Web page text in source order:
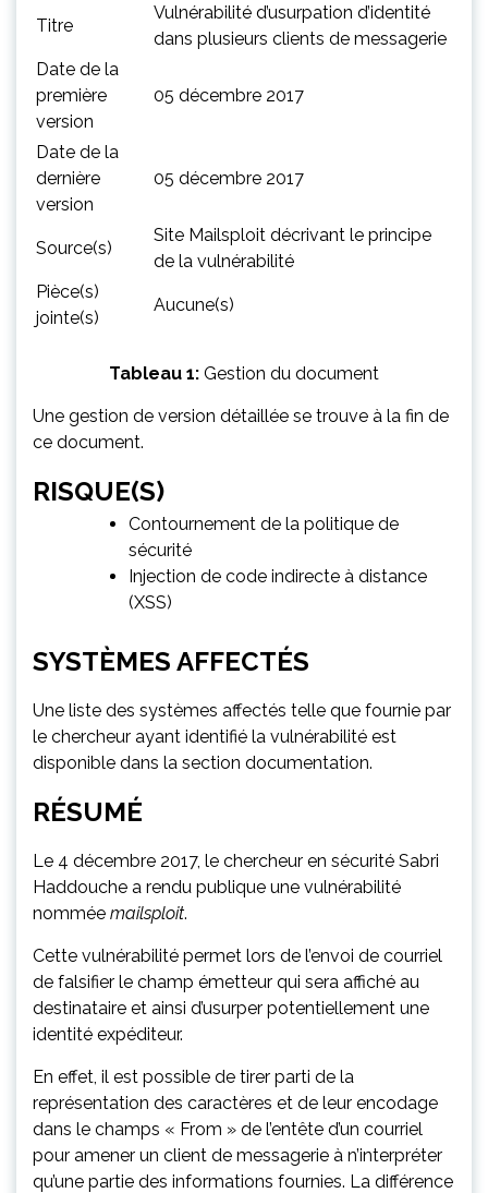
Titre
Vulnérabilité d’usurpation d’identité
dans plusieurs clients de messagerie
Date de la
première
version
05 décembre 2017
Date de la
dernière
version
05 décembre 2017
Source(s)
Site Mailsploit décrivant le principe
de la vulnérabilité
Pièce(s)
jointe(s)
Aucune(s)
Tableau 1: Gestion du document
Une gestion de version détaillée se trouve à la fin de
ce document.
RISQUE(S)
Contournement de la politique de
sécurité
Injection de code indirecte à distance
(XSS)
SYSTÈMES AFFECTÉS
Une liste des systèmes affectés telle que fournie par
le chercheur ayant identifié la vulnérabilité est
disponible dans la section documentation.
RÉSUMÉ
Le 4 décembre 2017, le chercheur en sécurité Sabri
Haddouche a rendu publique une vulnérabilité
nommée mailsploit.
Cette vulnérabilité permet lors de l’envoi de courriel
de falsifier le champ émetteur qui sera affiché au
destinataire et ainsi d’usurper potentiellement une
identité expéditeur.
En effet, il est possible de tirer parti de la
représentation des caractères et de leur encodage
dans le champs « From » de l’entête d’un courriel
pour amener un client de messagerie à n’interpréter
qu’une partie des informations fournies. La différence